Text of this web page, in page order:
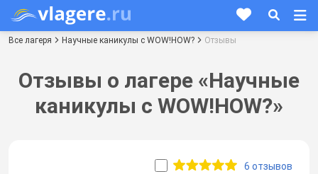
Все лагеря Научные каникулы с WOW!HOW? Отзывы
Отзывы о лагере «Научные
каникулы с WOW!HOW?»
6 отзывов